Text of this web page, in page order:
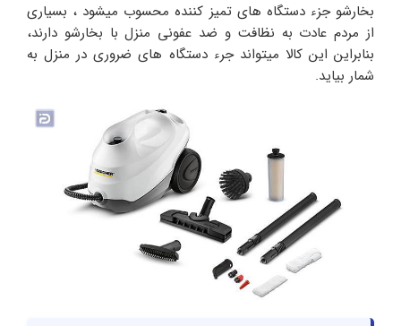
بخارشو جزء دستگاه های تمیز کننده محسوب میشود ، بسیاری
از مردم عادت به نظافت و ضد عفونی منزل با بخارشو دارند،
بنابراین این کالا میتواند جرء دستگاه های ضروری در منزل به
شمار بیاید.